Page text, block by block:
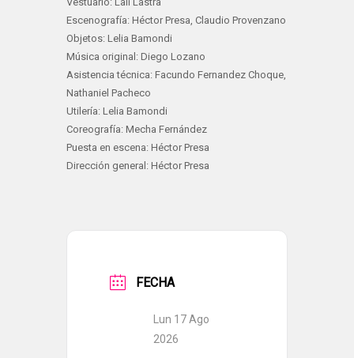
Escenografía: Héctor Presa, Claudio Provenzano
Objetos: Lelia Bamondi
Música original: Diego Lozano
Asistencia técnica: Facundo Fernandez Choque,
Nathaniel Pacheco
Utilería: Lelia Bamondi
Coreografía: Mecha Fernández
Puesta en escena: Héctor Presa
Dirección general: Héctor Presa
FECHA
Lun 17 Ago
2026